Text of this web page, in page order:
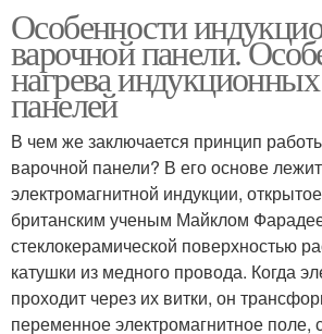
Особенности
варочной панели.
нагрева
панелей
В чем же заключается принцип
варочной панели? В его основе
электромагнитной индукции,
британским ученым Майклом
стеклокерамической поверхностью
катушки из медного провода. Когда
проходит через их витки, он
переменное электромагнитное